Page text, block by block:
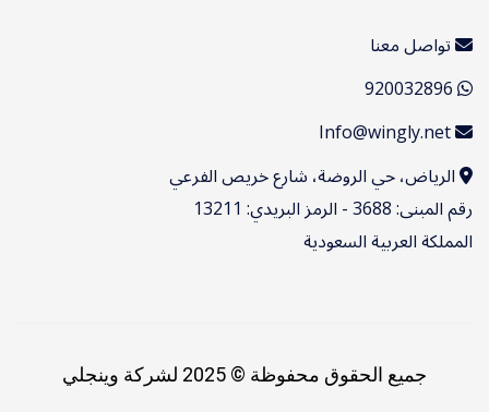
تواصل معنا
الرياض، حي الروضة، شارع خريص الفرعي
رقم المبنى: 3688 - الرمز البريدي: 13211
المملكة العربية السعودية
جميع الحقوق محفوظة © 2025 لشركة وينجلي